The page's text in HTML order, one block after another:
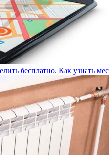
бесплатно. Как узнать